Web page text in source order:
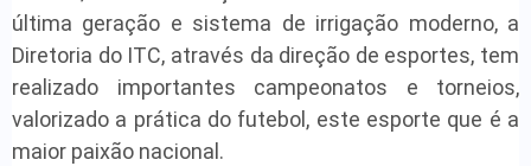
última geração e sistema de irrigação moderno, a
Diretoria do ITC, através da direção de esportes, tem
realizado importantes campeonatos e torneios,
valorizado a prática do futebol, este esporte que é a
maior paixão nacional.